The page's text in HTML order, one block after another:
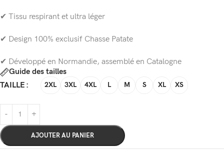
✔ Tissu respirant et ultra léger
✔ Design 100% exclusif Chasse Patate
✔ Développé en Normandie, assemblé en Catalogne
Guide des tailles
TAILLE
2XL 3XL 4XL L M S XL XS
AJOUTER AU PANIER